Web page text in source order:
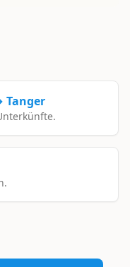
Tanger